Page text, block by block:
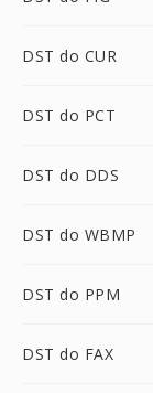
DST do CUR
DST do PCT
DST do DDS
DST do WBMP
DST do PPM
DST do FAX